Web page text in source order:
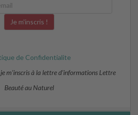
de Confidentialite
m’inscris à la lettre d’informations Lettre
Beauté au Naturel